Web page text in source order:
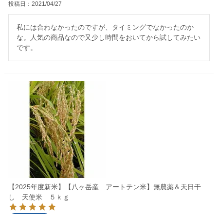
投稿日 2021/04/27
私には合わなかったのですが、タイミングでなかったのか
な。人気の商品なので又少し時間をおいてから試してみたい
です。
【2025年度新米】【八ヶ岳産 アートテン米】無農薬＆天日干
し 天使米 ５ｋｇ